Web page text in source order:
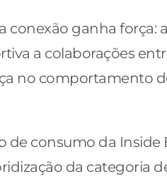
ganha força:
a colaborações
no comportamento
consumo da Inside
da categoria